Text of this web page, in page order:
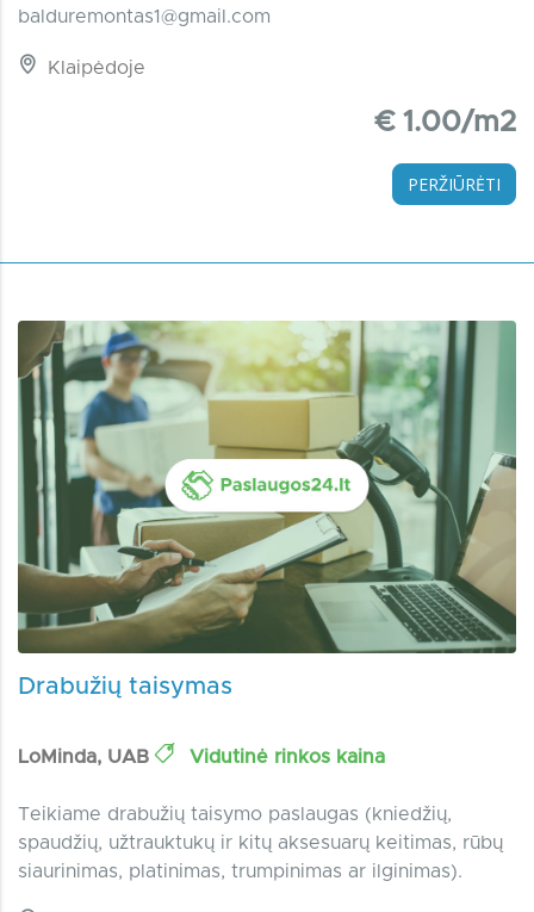
balduremontas1@gmail.com
Klaipėdoje
€ 1.00/m2
PERŽIŪRĖTI
Drabužių taisymas
LoMinda, UAB Vidutinė rinkos kaina
Teikiame drabužių taisymo paslaugas (kniedžių,
spaudžių, užtrauktukų ir kitų aksesuarų keitimas, rūbų
siaurinimas, platinimas, trumpinimas ar ilginimas).